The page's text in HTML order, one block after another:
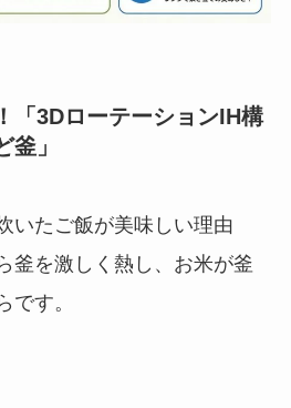
「3DローテーションIH構
」
いたご飯が美味しい理由
釜を激しく熱し、お米が釜
です。